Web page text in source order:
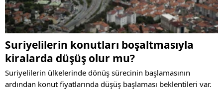
Suriyelilerin konutları boşaltmasıyla
kiralarda düşüş olur mu?
Suriyelilerin ülkelerinde dönüş sürecinin başlamasının
ardından konut fiyatlarında düşüş başlaması beklentileri var.